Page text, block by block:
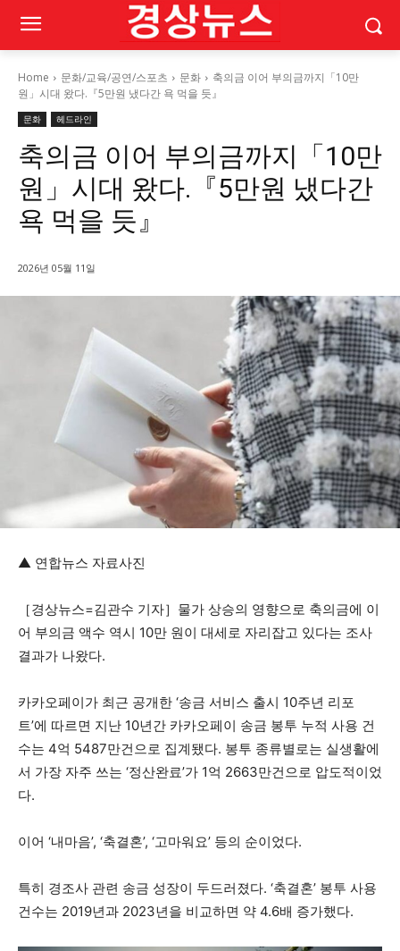
Home 문화/교육/공연/스포츠 문화
축의금 이어 부의금까지「10만
원」시대 왔다.『5만원 냈다간 욕 먹을 듯』
문화 헤드라인
축의금 이어 부의금까지「10만
원」시대 왔다.『5만원 냈다간
욕 먹을 듯』
2026년 05월 11일
▲ 연합뉴스 자료사진
［경상뉴스=김관수 기자］물가 상승의 영향으로 축의금에 이
어 부의금 액수 역시 10만 원이 대세로 자리잡고 있다는 조사
결과가 나왔다.
카카오페이가 최근 공개한 ‘송금 서비스 출시 10주년 리포
트’에 따르면 지난 10년간 카카오페이 송금 봉투 누적 사용 건
수는 4억 5487만건으로 집계됐다. 봉투 종류별로는 실생활에
서 가장 자주 쓰는 ‘정산완료’가 1억 2663만건으로 압도적이었
다.
이어 ‘내마음’, ‘축결혼’, ‘고마워요’ 등의 순이었다.
특히 경조사 관련 송금 성장이 두드러졌다. ‘축결혼’ 봉투 사용
건수는 2019년과 2023년을 비교하면 약 4.6배 증가했다.